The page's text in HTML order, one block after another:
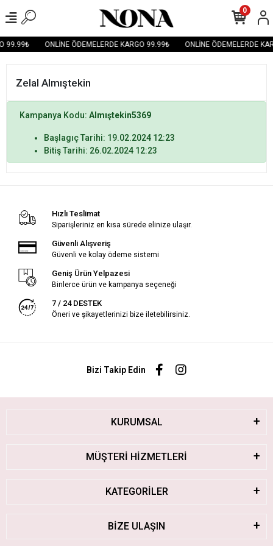
99.99₺ ONLİNE ÖDEMELERDE KARGO 99.99₺ ONLİNE ÖDEMELERDE
0
Zelal Almıştekin
Kampanya Kodu: Almıştekin5369
Başlagıç Tarihi: 19.02.2024 12:23
Bitiş Tarihi: 26.02.2024 12:23
Hızlı Teslimat
Siparişleriniz en kısa sürede elinize ulaşır.
Güvenli Alışveriş
Güvenli ve kolay ödeme sistemi
Geniş Ürün Yelpazesi
Binlerce ürün ve kampanya seçeneği
7 / 24 DESTEK
Öneri ve şikayetlerinizi bize iletebilirsiniz.
Bizi Takip Edin
KURUMSAL
MÜŞTERİ HİZMETLERİ
KATEGORİLER
BİZE ULAŞIN